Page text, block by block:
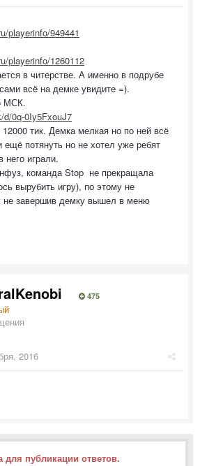
playerinfo/949441
playerinfo/1260112
в читерстве. А именно в подрубе
всё на демке увидите =).
МСК.
0q-0Iy5FxouJ7
тик. Демка мелкая но по ней всё
потянуть но не хотел уже ребят
него играли.
команда Stop не прекращала
вырубить игру), по этому не
не завершив демку вышел в меню
475
2016
для публикации ответов.